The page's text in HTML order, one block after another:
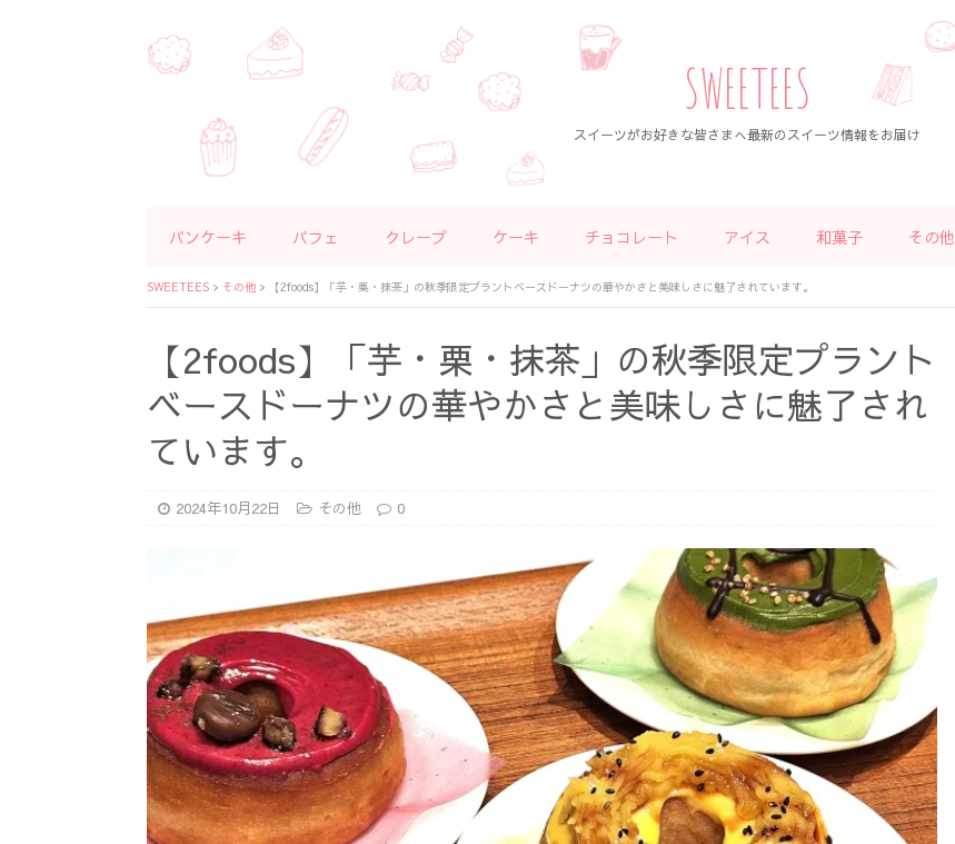
SWEETEES
スイーツがお好きな皆さまへ最新のスイーツ情報をお届け
パンケーキ パフェ クレープ ケーキ チョコレート アイス 和菓子 その他
SWEETEES > その他> 【2foods】「芋・栗・抹茶」の秋季限定プラントベースドーナツの華やかさと美味しさに魅了されています。
【2foods】「芋・栗・抹茶」の秋季限定プラント
ベースドーナツの華やかさと美味しさに魅了され
ています。
2024年10月22日 その他 0